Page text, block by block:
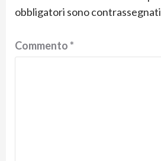
obbligatori sono contrassegnati
Commento*